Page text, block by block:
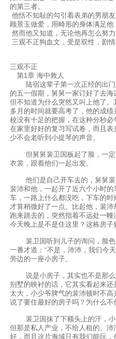
的第三者。
他恬不知耻的勾引着表弟的男朋
顾景玉做爱，用畸形的身体满足他
然而他又知道，无论他再怎么努
三观不正狗血文，受是双性，剧情
三观不正
第1章 海中救人
陆宿这辈子第一次正经的出门
的五一假期，舅舅一家订好了去海
但不知道为什么突然又叫上他了
多月的时间就要高考了，他的成
校没有十足的把握，在这种分秒
在家里好好的复习写试卷，而且
少不会老听到小提琴的声音。
但舅舅裴卫国板起了脸，一定
衣裳，跟着他们一起出发。
他们是自己开车去的，舅舅裴
裴沛和他，一起开了近六个小时
车，一路上什么都没吃，下车的
才算稍微好了一点。比起他，裴
跑来跳去的，突然指着不远处一
今天晚上是不是住这里？这栋房子
裴卫国听到儿子的询问，脸色
一番才道：“不是，沛沛，我们今
旁边的一座小房子。
说是小房子，其实也不是那么
别墅的映衬的话，它其实看起来
太大，小少爷脾气的裴沛顿时不
说了要住最好的房子吗？为什么不
裴卫国抹了下额头上的汗，小
但那是私人产业，不给人租的。
好，而且这片海域只有我们能玩